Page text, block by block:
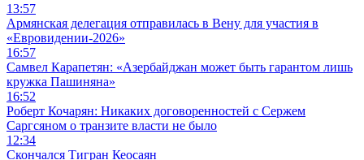
13:57
Армянская делегация отправилась в Вену для участия в
«Евровидении-2026»
16:57
Самвел Карапетян: «Азербайджан может быть гарантом лишь
кружка Пашиняна»
16:52
Роберт Кочарян: Никаких договоренностей с Сержем
Саргсяном о транзите власти не было
12:34
Скончался Тигран Кеосаян